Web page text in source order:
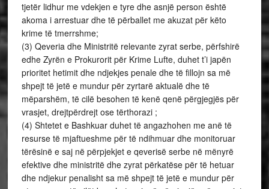
tjetër lidhur me vdekjen e tyre dhe asnjë person është
akoma i arrestuar dhe të përballet me akuzat për këto
krime të tmerrshme;
(3) Qeveria dhe Ministritë relevante zyrat serbe, përfshirë
edhe Zyrën e Prokurorit për Krime Lufte, duhet t’i japën
prioritet hetimit dhe ndjekjes penale dhe të fillojn sa më
shpejt të jetë e mundur për zyrtarë aktualë dhe të
mëparshëm, të cilë besohen të kenë qenë përgjegjës për
vrasjet, drejtpërdrejt ose tërthorazi ;
(4) Shtetet e Bashkuar duhet të angazhohen me anë të
resurse të mjaftueshme për të ndihmuar dhe monitoruar
tërësinë e saj në përpjekjet e qeverisë serbe në mënyrë
efektive dhe ministritë dhe zyrat përkatëse për të hetuar
dhe ndjekur penalisht sa më shpejt të jetë e mundur për